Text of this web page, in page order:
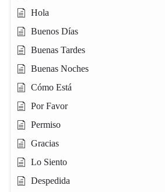
Hola
Buenos Días
Buenas Tardes
Buenas Noches
Cómo Está
Por Favor
Permiso
Gracias
Lo Siento
Despedida